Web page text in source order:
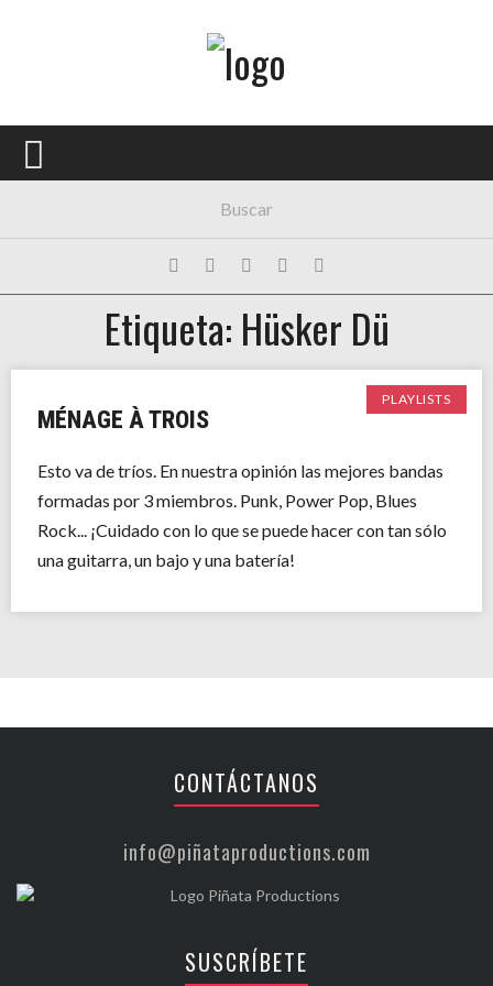
PORTADA
FESTIVALES
EXPOSICIONES
HISTORIAS
Etiqueta: Hüsker Dü
PLAYLISTS
MÉNAGE À TROIS
Esto va de tríos. En nuestra opinión las mejores bandas
formadas por 3 miembros. Punk, Power Pop, Blues
Rock... ¡Cuidado con lo que se puede hacer con tan sólo
una guitarra, un bajo y una batería!
CONTÁCTANOS
info@piñataproductions.com
SUSCRÍBETE